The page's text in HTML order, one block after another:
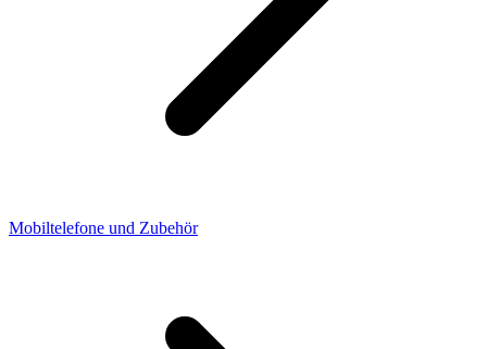
Mobiltelefone und Zubehör